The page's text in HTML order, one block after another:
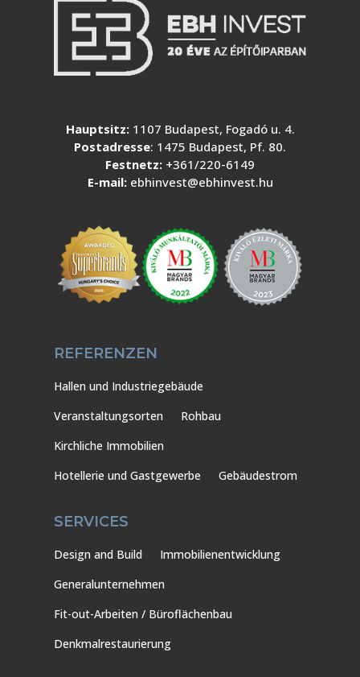
Hauptsitz:1107 Budapest, Fogadó u. 4.
Postadresse: 1475 Budapest, Pf. 80.
Festnetz: +361/220-6149
E-mail: ebhinvest@ebhinvest.hu
REFERENZEN
Hallen und Industriegebäude
Veranstaltungsorten
Rohbau
Kirchliche Immobilien
Hotellerie und Gastgewerbe
Gebäudestrom
SERVICES
Design and Build
Immobilienentwicklung
Generalunternehmen
Fit-out-Arbeiten / Büroflächenbau
Denkmalrestaurierung